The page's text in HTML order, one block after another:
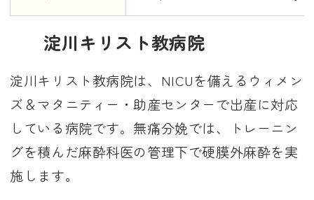
淀川キリスト教病院
淀川キリスト教病院は、NICUを備えるウィメン
ズ＆マタニティー・助産センターで出産に対応
している病院です。無痛分娩では、トレーニン
グを積んだ麻酔科医の管理下で硬膜外麻酔を実
施します。